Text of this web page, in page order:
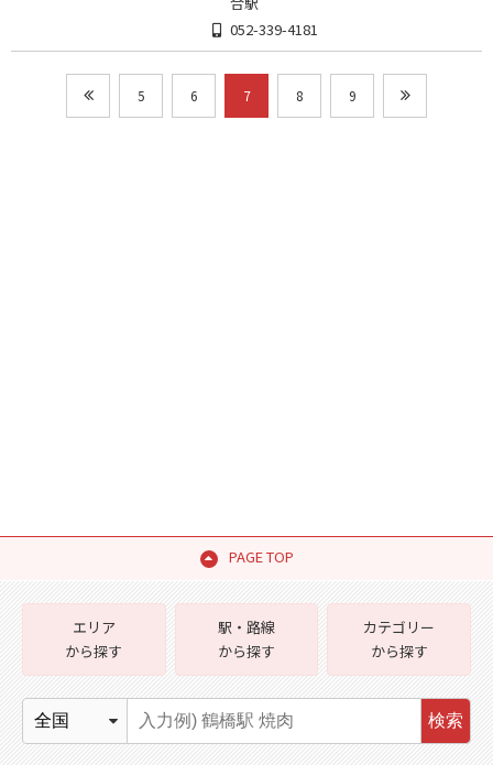
052-339-4181
5 6 7 8 9
PAGE TOP
エリア
から探す
駅・路線
から探す
カテゴリー
から探す
検索